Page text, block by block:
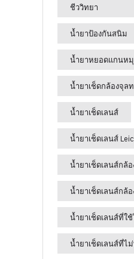
ชีววิทยา
น้ำยาป้องกันสนิม
น้ำยาหยอดแกนห
น้ำยาเช็ดกล้องจุ
น้ำยาเช็ดเลนส์
น้ำยาเช็ดเลนส์
น้ำยาเช็ดเลนส์กล้
น้ำยาเช็ดเลนส์กล้
น้ำยาเช็ดเลนส์ที่ใ
น้ำยาเช็ดเลนส์ที่ไ